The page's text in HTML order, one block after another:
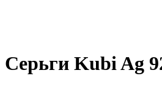
Серьги Kubi Ag